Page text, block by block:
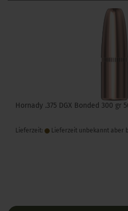
Hornady .375 DGX Bonded 300 gr
Lieferzeit: Lieferzeit unbekannt aber